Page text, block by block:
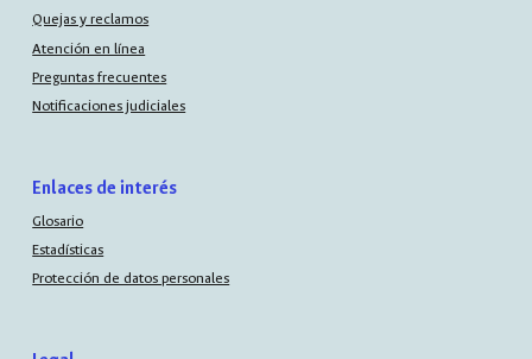
Quejas y reclamos
Atención en línea
Preguntas frecuentes
Notificaciones judiciales
Enlaces de interés
Glosario
Estadísticas
Protección de datos personales